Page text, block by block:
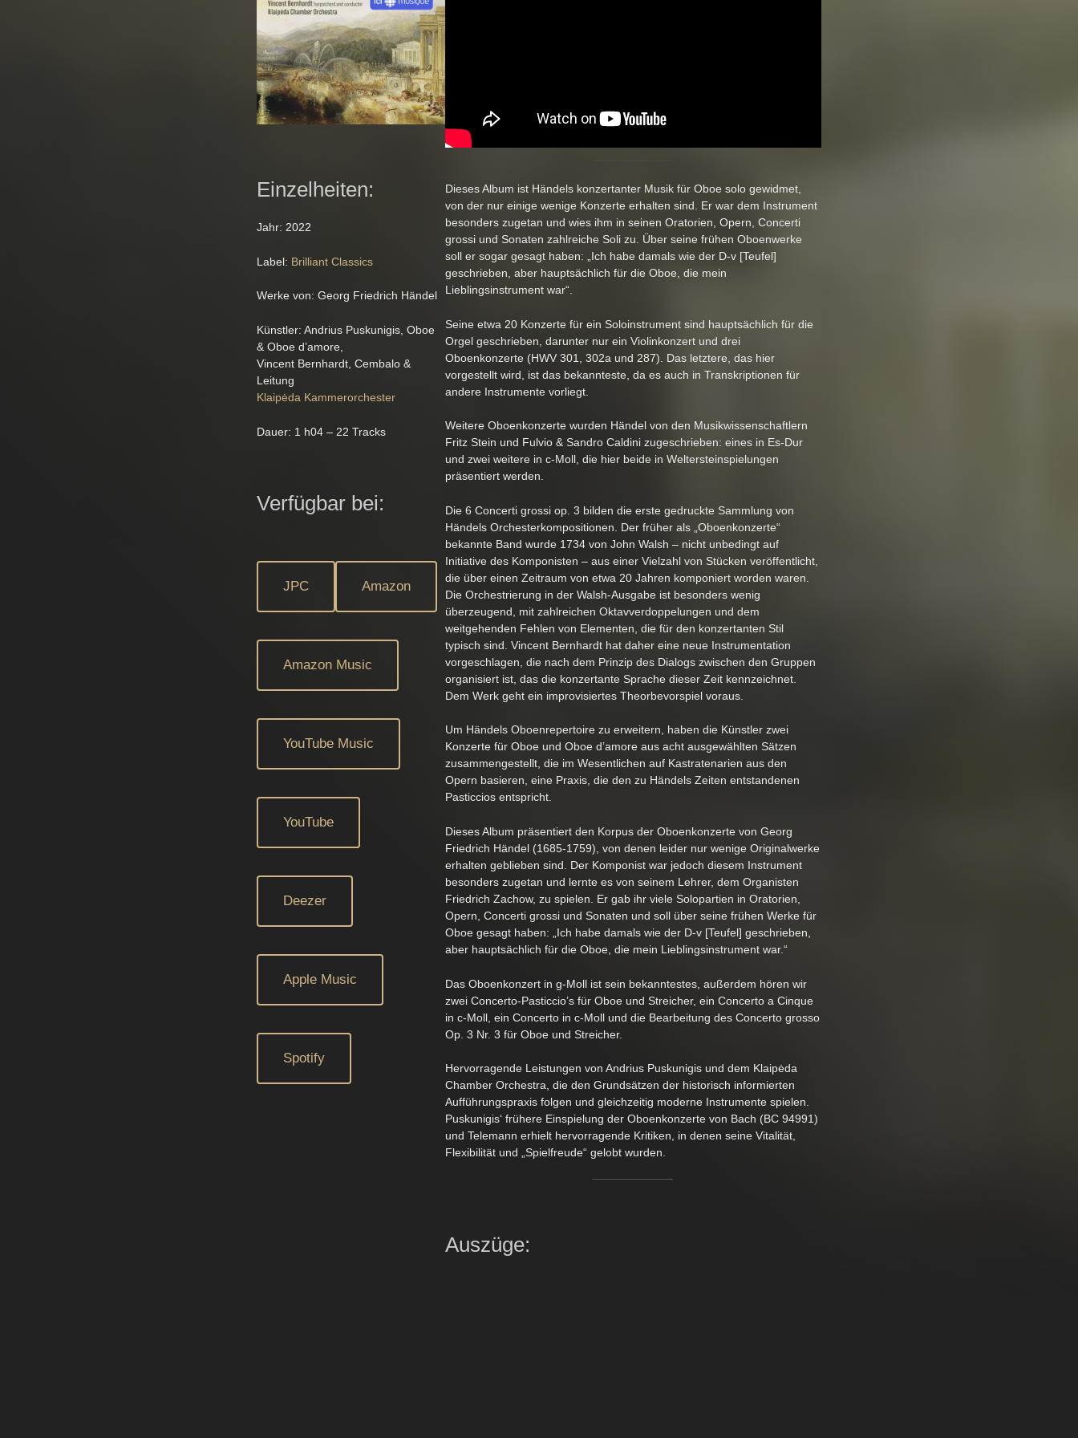
Einzelheiten:
Jahr: 2022
Label: Brilliant Classics
Werke von: Georg Friedrich Händel
Künstler: Andrius Puskunigis, Oboe
& Oboe d’amore,
Vincent Bernhardt, Cembalo &
Leitung
Klaipėda Kammerorchester
Dauer: 1 h04 – 22 Tracks
Verfügbar bei:
JPC Amazon
Amazon Music
YouTube Music
YouTube
Deezer
Apple Music
Spotify
Dieses Album ist Händels konzertanter Musik für Oboe solo gewidmet,
von der nur einige wenige Konzerte erhalten sind. Er war dem Instrument
besonders zugetan und wies ihm in seinen Oratorien, Opern, Concerti
grossi und Sonaten zahlreiche Soli zu. Über seine frühen Oboenwerke
soll er sogar gesagt haben: „Ich habe damals wie der D-v [Teufel]
geschrieben, aber hauptsächlich für die Oboe, die mein
Lieblingsinstrument war“.
Seine etwa 20 Konzerte für ein Soloinstrument sind hauptsächlich für die
Orgel geschrieben, darunter nur ein Violinkonzert und drei
Oboenkonzerte (HWV 301, 302a und 287). Das letztere, das hier
vorgestellt wird, ist das bekannteste, da es auch in Transkriptionen für
andere Instrumente vorliegt.
Weitere Oboenkonzerte wurden Händel von den Musikwissenschaftlern
Fritz Stein und Fulvio & Sandro Caldini zugeschrieben: eines in Es-Dur
und zwei weitere in c-Moll, die hier beide in Weltersteinspielungen
präsentiert werden.
Die 6 Concerti grossi op. 3 bilden die erste gedruckte Sammlung von
Händels Orchesterkompositionen. Der früher als „Oboenkonzerte“
bekannte Band wurde 1734 von John Walsh – nicht unbedingt auf
Initiative des Komponisten – aus einer Vielzahl von Stücken veröffentlicht,
die über einen Zeitraum von etwa 20 Jahren komponiert worden waren.
Die Orchestrierung in der Walsh-Ausgabe ist besonders wenig
überzeugend, mit zahlreichen Oktavverdoppelungen und dem
weitgehenden Fehlen von Elementen, die für den konzertanten Stil
typisch sind. Vincent Bernhardt hat daher eine neue Instrumentation
vorgeschlagen, die nach dem Prinzip des Dialogs zwischen den Gruppen
organisiert ist, das die konzertante Sprache dieser Zeit kennzeichnet.
Dem Werk geht ein improvisiertes Theorbevorspiel voraus.
Um Händels Oboenrepertoire zu erweitern, haben die Künstler zwei
Konzerte für Oboe und Oboe d’amore aus acht ausgewählten Sätzen
zusammengestellt, die im Wesentlichen auf Kastratenarien aus den
Opern basieren, eine Praxis, die den zu Händels Zeiten entstandenen
Pasticcios entspricht.
Dieses Album präsentiert den Korpus der Oboenkonzerte von Georg
Friedrich Händel (1685-1759), von denen leider nur wenige Originalwerke
erhalten geblieben sind. Der Komponist war jedoch diesem Instrument
besonders zugetan und lernte es von seinem Lehrer, dem Organisten
Friedrich Zachow, zu spielen. Er gab ihr viele Solopartien in Oratorien,
Opern, Concerti grossi und Sonaten und soll über seine frühen Werke für
Oboe gesagt haben: „Ich habe damals wie der D-v [Teufel] geschrieben,
aber hauptsächlich für die Oboe, die mein Lieblingsinstrument war.“
Das Oboenkonzert in g-Moll ist sein bekanntestes, außerdem hören wir
zwei Concerto-Pasticcio’s für Oboe und Streicher, ein Concerto a Cinque
in c-Moll, ein Concerto in c-Moll und die Bearbeitung des Concerto grosso
Op. 3 Nr. 3 für Oboe und Streicher.
Hervorragende Leistungen von Andrius Puskunigis und dem Klaipėda
Chamber Orchestra, die den Grundsätzen der historisch informierten
Aufführungspraxis folgen und gleichzeitig moderne Instrumente spielen.
Puskunigis‘ frühere Einspielung der Oboenkonzerte von Bach (BC 94991)
und Telemann erhielt hervorragende Kritiken, in denen seine Vitalität,
Flexibilität und „Spielfreude“ gelobt wurden.
Auszüge: